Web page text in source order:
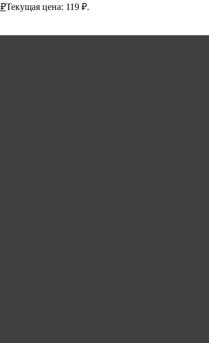
₽Текущая цена: 119 ₽.